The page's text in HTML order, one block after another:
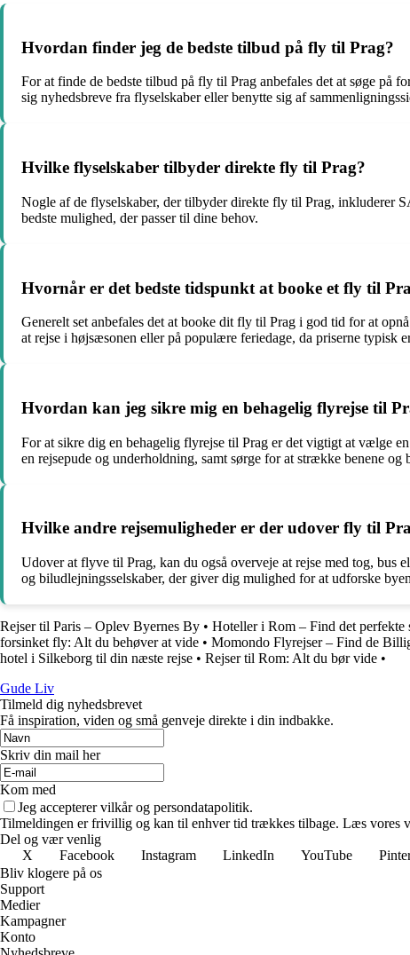
Hvordan finder jeg de bedste tilbud på fly til Prag?
For at finde de bedste tilbud på fly til Prag anbefales det at søge på
sig nyhedsbreve fra flyselskaber eller benytte sig af
Hvilke flyselskaber tilbyder direkte fly til Prag?
Nogle af de flyselskaber, der tilbyder direkte fly til Prag, inkluderer
bedste mulighed, der passer til dine behov.
Hvornår er det bedste tidspunkt at booke et fly til
Generelt set anbefales det at booke dit fly til Prag i god tid for at
at rejse i højsæsonen eller på populære feriedage, da priserne typisk
Hvordan kan jeg sikre mig en behagelig flyrejse til
For at sikre dig en behagelig flyrejse til Prag er det vigtigt at vælge
en rejsepude og underholdning, samt sørge for at strække benene
Hvilke andre rejsemuligheder er der udover fly til
Udover at flyve til Prag, kan du også overveje at rejse med tog,
og biludlejningsselskaber, der giver dig mulighed for at udforske
Rejser til Paris – Oplev Byernes By • Hoteller i Rom – Find det perfekte
forsinket fly: Alt du behøver at vide • Momondo Flyrejser – Find de
hotel i Silkeborg til din næste rejse • Rejser til Rom: Alt du bør vide •
Gude Liv
Tilmeld dig nyhedsbrevet
Få inspiration, viden og små genveje direkte i din indbakke.
Skriv din mail her
Kom med
Jeg accepterer vilkår og persondatapolitik.
Tilmeldingen er frivillig og kan til enhver tid trækkes tilbage. Læs vores
Del og vær venlig
X
Facebook Instagram LinkedIn YouTube
Bliv klogere på os
Support
Medier
Kampagner
Konto